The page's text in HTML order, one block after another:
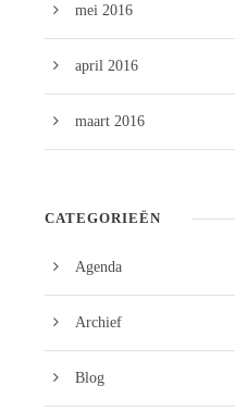
mei 2016
april 2016
maart 2016
CATEGORIEËN
Agenda
Archief
Blog